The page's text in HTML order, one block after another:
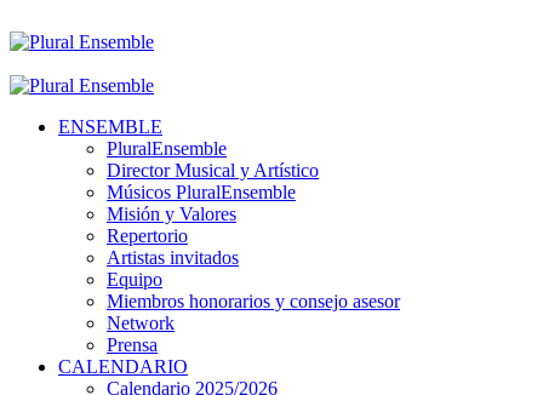
ENSEMBLE
PluralEnsemble
Director Musical y Artístico
Músicos PluralEnsemble
Misión y Valores
Repertorio
Artistas invitados
Equipo
Miembros honorarios y consejo asesor
Network
Prensa
CALENDARIO
Calendario 2025/2026